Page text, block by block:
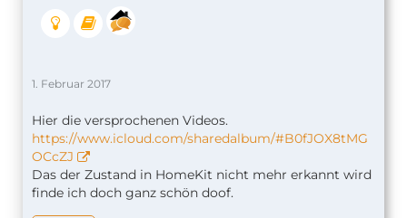
1. Februar 2017
Hier die versprochenen Videos.
https://www.icloud.com/sharedalbum/#B0fJOX8tMG
OCcZJ
Das der Zustand in HomeKit nicht mehr erkannt wird
finde ich doch ganz schön doof.